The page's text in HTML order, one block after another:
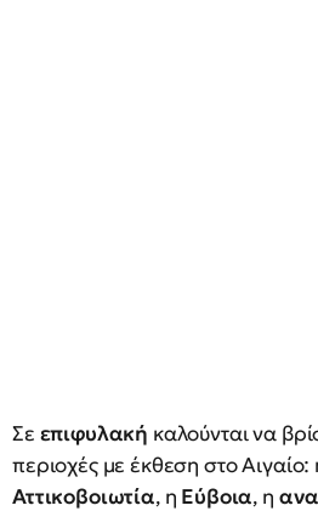
Σε επιφυλακή καλούνται να
περιοχές με έκθεση στο Αιγαίο:
Αττικοβοιωτία, η Εύβοια, η